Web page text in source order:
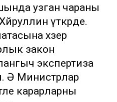
узган чараны
үткәрде.
хәзер
закон
экспертиза
Ә Министрлар
карарларны